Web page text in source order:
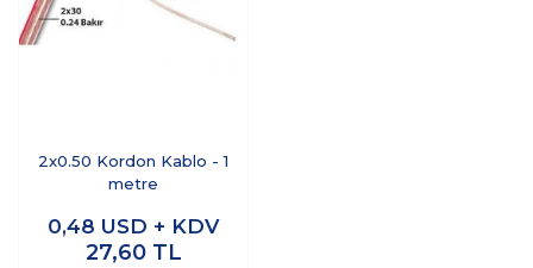
2x0.50 Kordon Kablo - 1
metre
0,48 USD + KDV
27,60 TL